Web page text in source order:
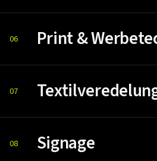
06 Print &
07
08 Signage